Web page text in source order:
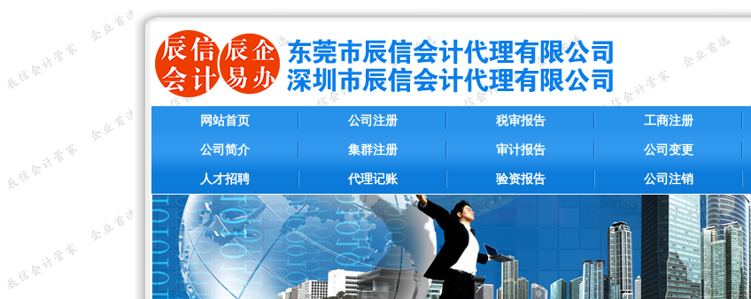
网站首页
公司简介
人才招聘
公司注册
集群注册
代理记账
税审报告
审计报告
验资报告
工商注册
公司变更
公司注销